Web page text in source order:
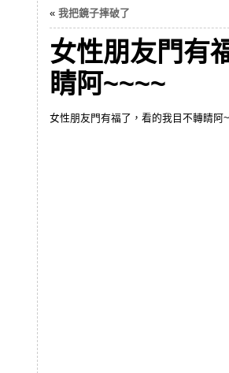
« 我把鏡子摔破了
女性朋友門有
睛阿~~~~
女性朋友門有福了，看的我目不轉睛阿